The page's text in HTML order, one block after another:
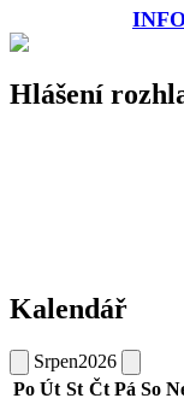
Hlášení
Kalendář
Srpen2026
Po Út St Čt Pá So